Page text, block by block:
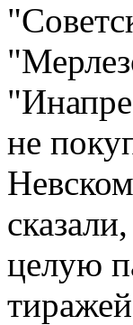
не
целую